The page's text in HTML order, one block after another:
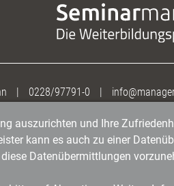
| 0228/97791-0 |
auszurichten und Ihre
kann es auch zu einer
Datenübermittlungen